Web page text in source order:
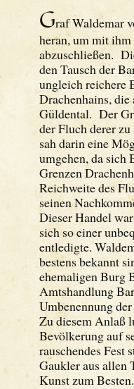
Graf Waldemar
heran, um mit
abzuschließen.
den Tausch der
ungleich reichere
Drachenhains,
Güldental. Der
der Fluch derer
sah darin eine
umgehen, da sich
Grenzen
Reichweite des
seinen
Dieser Handel
sich so einer
entledigte.
bestens bekannt
ehemaligen Burg
Amtshandlung
Umbenennung
Zu diesem Anlaß
Bevölkerung auf
rauschendes Fest
Gaukler aus allen
Kunst zum Besten.